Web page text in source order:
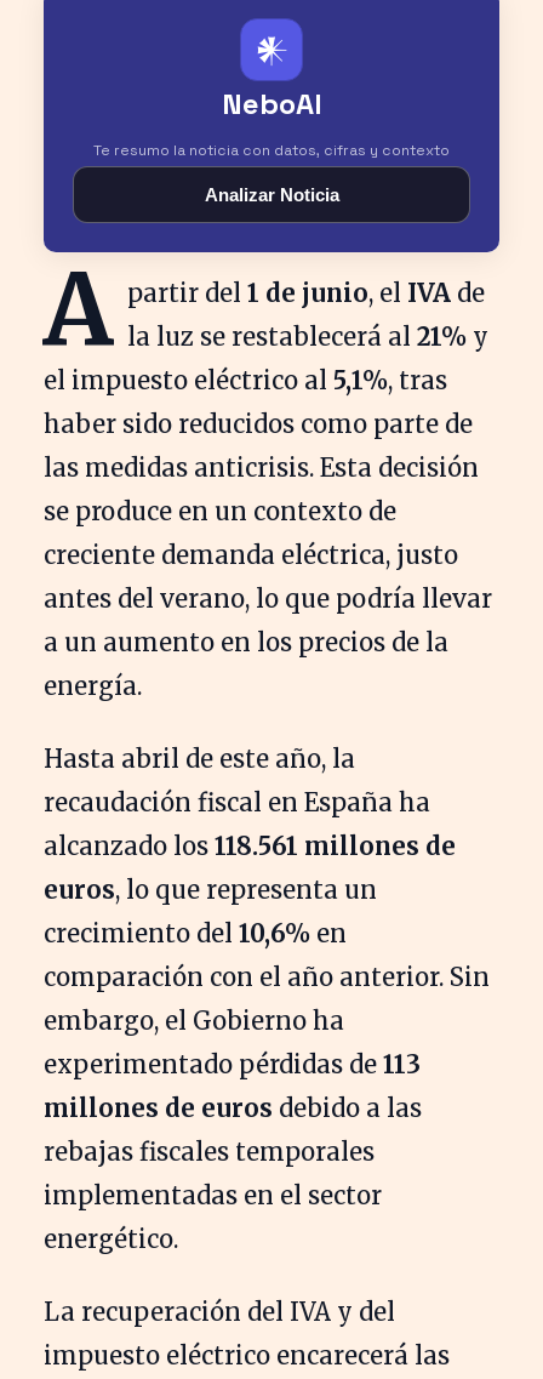
𒀭
NeboAI
Te resumo la noticia con datos, cifras y contexto
Analizar Noticia
A partir del 1 de junio, el IVA de
la luz se restablecerá al 21% y
el impuesto eléctrico al 5,1%, tras
haber sido reducidos como parte de
las medidas anticrisis. Esta decisión
se produce en un contexto de
creciente demanda eléctrica, justo
antes del verano, lo que podría llevar
a un aumento en los precios de la
energía.
Hasta abril de este año, la
recaudación fiscal en España ha
alcanzado los 118.561 millones de
euros, lo que representa un
crecimiento del 10,6% en
comparación con el año anterior. Sin
embargo, el Gobierno ha
experimentado pérdidas de 113
millones de euros debido a las
rebajas fiscales temporales
implementadas en el sector
energético.
La recuperación del IVA y del
impuesto eléctrico encarecerá las